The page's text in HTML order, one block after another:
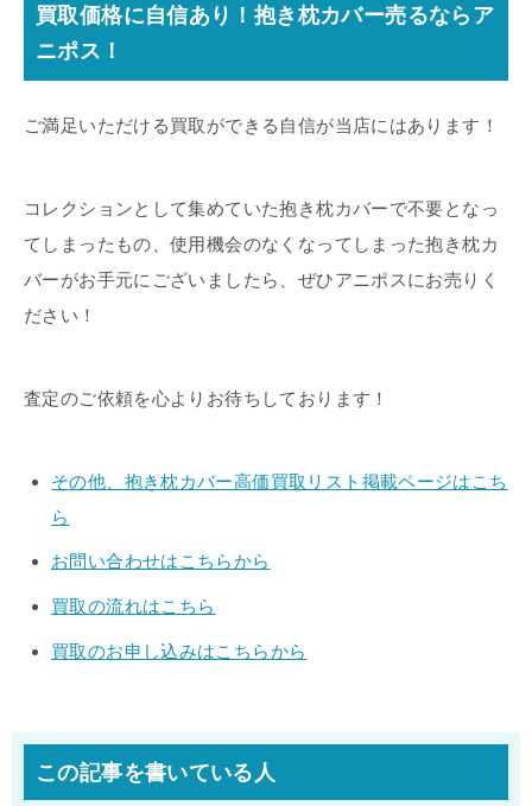
買取価格に自信あり！抱き枕カバー売るならア
ニポス！
ご満足いただける買取ができる自信が当店にはあります！
コレクションとして集めていた抱き枕カバーで不要となっ
てしまったもの、使用機会のなくなってしまった抱き枕カ
バーがお手元にございましたら、ぜひアニポスにお売りく
ださい！
査定のご依頼を心よりお待ちしております！
その他、抱き枕カバー高価買取リスト掲載ページはこち
ら
お問い合わせはこちらから
買取の流れはこちら
買取のお申し込みはこちらから
この記事を書いている人